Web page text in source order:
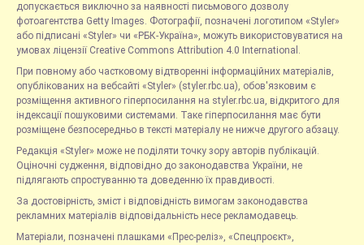
допускається виключно за наявності письмового дозволу
фотоагентства Getty Images. Фотографії, позначені логотипом «Styler»
або підписані «Styler» чи «РБК-Україна», можуть використовуватися на
умовах ліцензії Creative Commons Attribution 4.0 International.
При повному або частковому відтворенні інформаційних матеріалів,
опублікованих на вебсайті «Styler» (styler.rbc.ua), обов'язковим є
розміщення активного гіперпосилання на styler.rbc.ua, відкритого для
індексації пошуковими системами. Таке гіперпосилання має бути
розміщене безпосередньо в тексті матеріалу не нижче другого абзацу.
Редакція «Styler» може не поділяти точку зору авторів публікацій.
Оціночні судження, відповідно до законодавства України, не
підлягають спростуванню та доведенню їх правдивості.
За достовірність, зміст і відповідність вимогам законодавства
рекламних матеріалів відповідальність несе рекламодавець.
Матеріали, позначені плашками «Прес-реліз», «Спецпроєкт»,